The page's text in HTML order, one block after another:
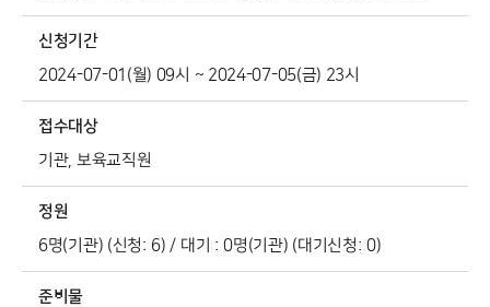
신청기간
2024-07-01(월) 09시 ~ 2024-07-05(금) 23시
접수대상
기관, 보육교직원
정원
6명(기관) (신청: 6) / 대기 : 0명(기관) (대기신청: 0)
준비물